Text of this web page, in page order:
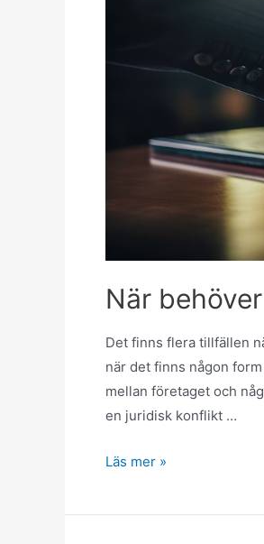
När
Det finns flera tillfällen
när det finns någon
mellan företaget och
en juridisk konflikt …
Läs mer »